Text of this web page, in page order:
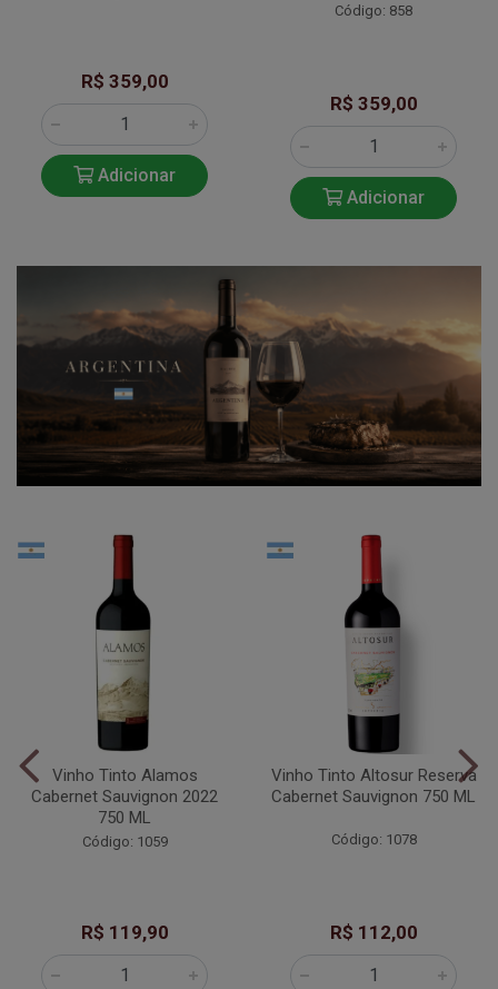
R$ 359,00
Adicionar
Código: 858
R$ 359,00
Adicionar
Vinho Tinto Alamos
Cabernet Sauvignon 2022
750 ML
Código: 1059
R$ 119,90
Vinho Tinto Altosur Reserva
Cabernet Sauvignon 750 ML
Código: 1078
R$ 112,00